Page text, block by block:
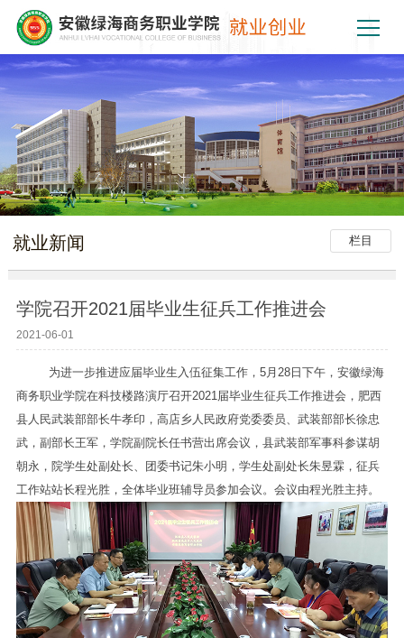
栏目
就业新闻
学院召开2021届毕业生征兵工作推进会
2021-06-01
为进一步推进应届毕业生入伍征集工作，5月28日下午，安徽绿海
商务职业学院在科技楼路演厅召开2021届毕业生征兵工作推进会，肥西
县人民武装部部长牛孝印，高店乡人民政府党委委员、武装部部长徐忠
武，副部长王军，学院副院长任书营出席会议，县武装部军事科参谋胡
朝永，院学生处副处长、团委书记朱小明，学生处副处长朱昱霖，征兵
工作站站长程光胜，全体毕业班辅导员参加会议。会议由程光胜主持。